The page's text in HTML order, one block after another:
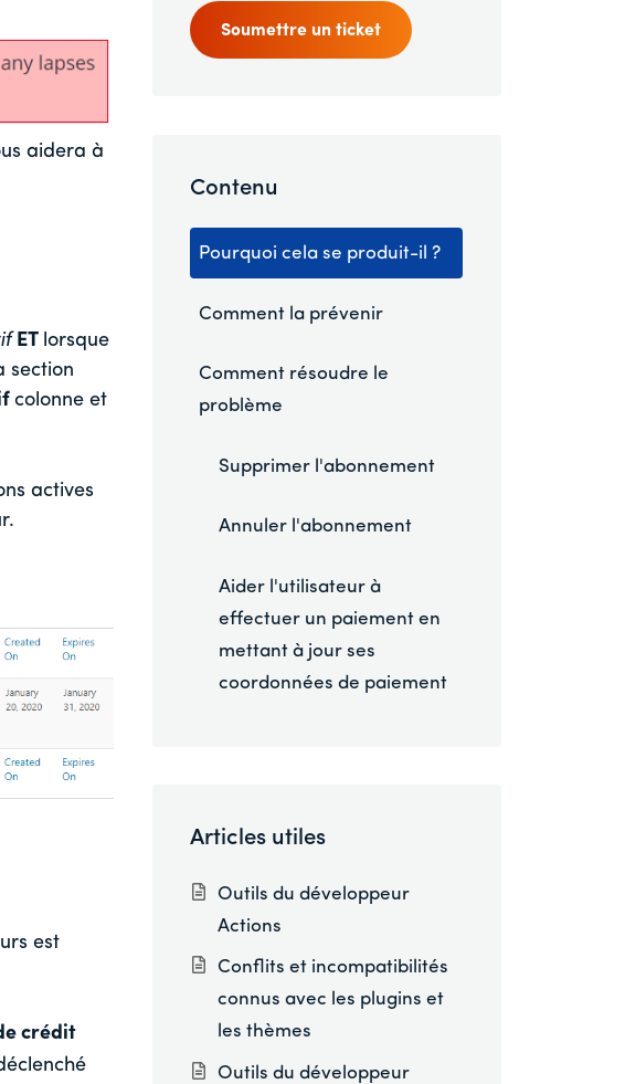
aidera à
ET lorsque
section
colonne et
actives
est
crédit
Soumettre un ticket
Contenu
Pourquoi cela se produit-il ?
Comment la prévenir
Comment résoudre le
problème
Supprimer l'abonnement
Annuler l'abonnement
Aider l'utilisateur à
effectuer un paiement en
mettant à jour ses
coordonnées de paiement
Articles utiles
Outils du développeur
Actions
Conflits et incompatibilités
connus avec les plugins et
les thèmes
Outils du développeur